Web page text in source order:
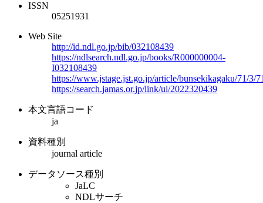
ISSN
05251931
Web Site
http://id.ndl.go.jp/bib/032108439
https://ndlsearch.ndl.go.jp/books/R000000004-
I032108439
https://www.jstage.jst.go.jp/article/bunsekikagaku/71/3/
https://search.jamas.or.jp/link/ui/2022320439
本文言語コード
ja
資料種別
journal article
データソース種別
JaLC
NDLサーチ